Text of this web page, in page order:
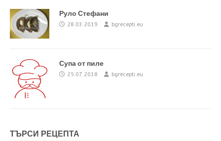
Руло Стефани
28.03.2019 bgrecepti.eu
Супа от пиле
25.07.2018 bgrecepti.eu
ТЪРСИ РЕЦЕПТА